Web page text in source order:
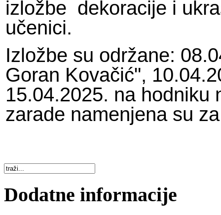
izložbe dekoracije i
učenici.
Izložbe su održane:
Goran Kovačić",
15.04.2025. na hodniku
zarade namenjena su
Dodatne informacije